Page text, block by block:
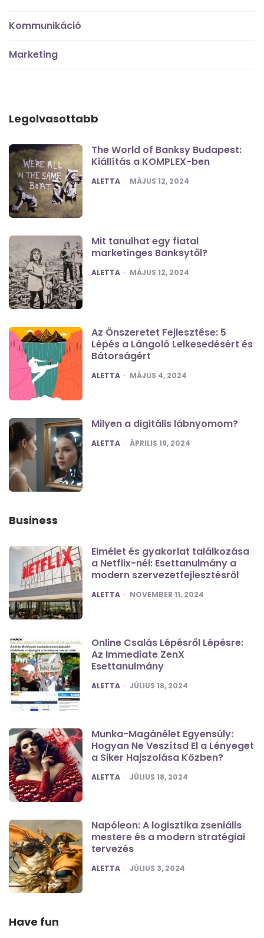
Kommunikáció
Marketing
Legolvasottabb
The World of Banksy Budapest:
Kiállítás a KOMPLEX-ben
POSTED
ALETTA MÁJUS 12, 2024
Mit tanulhat egy fiatal
marketinges Banksytől?
POSTED
ALETTA MÁJUS 12, 2024
Az Önszeretet Fejlesztése: 5
Lépés a Lángoló Lelkesedésért és
Bátorságért
POSTED
ALETTA MÁJUS 4, 2024
Milyen a digitális lábnyomom?
POSTED
ALETTA ÁPRILIS 19, 2024
Business
Elmélet és gyakorlat találkozása
a Netflix-nél: Esettanulmány a
modern szervezetfejlesztésről
POSTED
ALETTA NOVEMBER 11, 2024
Online Csalás Lépésről Lépésre:
Az Immediate ZenX
Esettanulmány
POSTED
ALETTA JÚLIUS 18, 2024
Munka-Magánélet Egyensúly:
Hogyan Ne Veszítsd El a Lényeget
a Siker Hajszolása Közben?
POSTED
ALETTA JÚLIUS 18, 2024
Napóleon: A logisztika zseniális
mestere és a modern stratégiai
tervezés
POSTED
ALETTA JÚLIUS 3, 2024
Have fun